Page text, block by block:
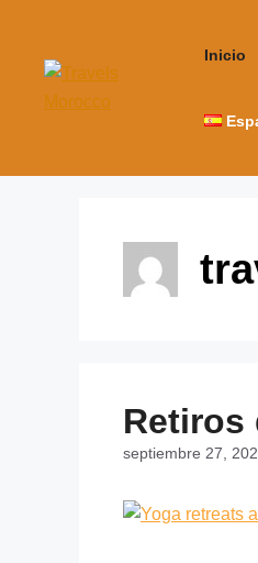
Inicio
Retiros
septiembre 27,